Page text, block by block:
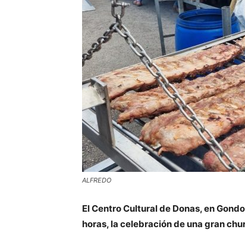
ALFREDO
El Centro Cultural de Donas, en
horas, la celebración de una gran